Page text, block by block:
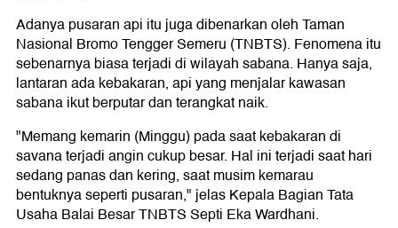
Adanya pusaran api itu juga dibenarkan oleh Taman
Nasional Bromo Tengger Semeru (TNBTS). Fenomena itu
sebenarnya biasa terjadi di wilayah sabana. Hanya saja,
lantaran ada kebakaran, api yang menjalar kawasan
sabana ikut berputar dan terangkat naik.
"Memang kemarin (Minggu) pada saat kebakaran di
savana terjadi angin cukup besar. Hal ini terjadi saat hari
sedang panas dan kering, saat musim kemarau
bentuknya seperti pusaran," jelas Kepala Bagian Tata
Usaha Balai Besar TNBTS Septi Eka Wardhani.